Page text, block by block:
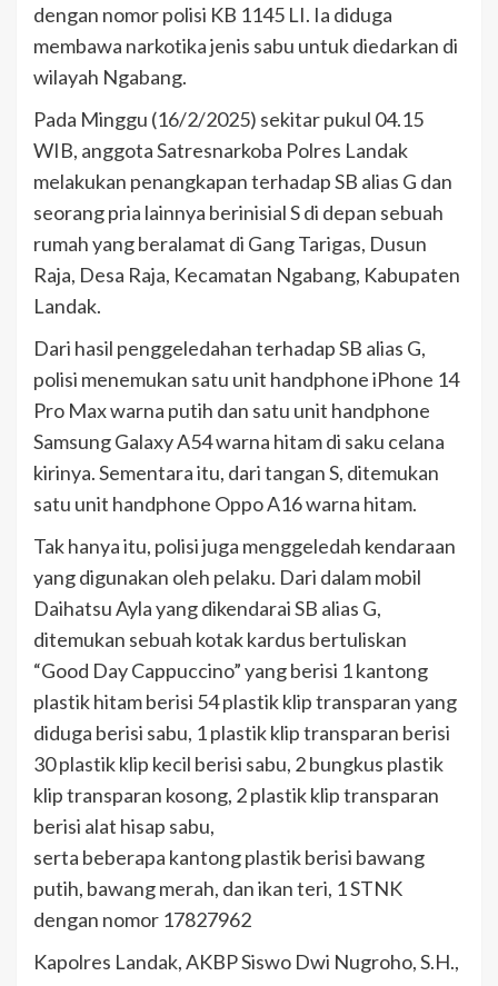
dengan nomor polisi KB 1145 LI. Ia diduga
membawa narkotika jenis sabu untuk diedarkan di
wilayah Ngabang.
Pada Minggu (16/2/2025) sekitar pukul 04.15
WIB, anggota Satresnarkoba Polres Landak
melakukan penangkapan terhadap SB alias G dan
seorang pria lainnya berinisial S di depan sebuah
rumah yang beralamat di Gang Tarigas, Dusun
Raja, Desa Raja, Kecamatan Ngabang, Kabupaten
Landak.
Dari hasil penggeledahan terhadap SB alias G,
polisi menemukan satu unit handphone iPhone 14
Pro Max warna putih dan satu unit handphone
Samsung Galaxy A54 warna hitam di saku celana
kirinya. Sementara itu, dari tangan S, ditemukan
satu unit handphone Oppo A16 warna hitam.
Tak hanya itu, polisi juga menggeledah kendaraan
yang digunakan oleh pelaku. Dari dalam mobil
Daihatsu Ayla yang dikendarai SB alias G,
ditemukan sebuah kotak kardus bertuliskan
“Good Day Cappuccino” yang berisi 1 kantong
plastik hitam berisi 54 plastik klip transparan yang
diduga berisi sabu, 1 plastik klip transparan berisi
30 plastik klip kecil berisi sabu, 2 bungkus plastik
klip transparan kosong, 2 plastik klip transparan
berisi alat hisap sabu,
serta beberapa kantong plastik berisi bawang
putih, bawang merah, dan ikan teri, 1 STNK
dengan nomor 17827962
Kapolres Landak, AKBP Siswo Dwi Nugroho, S.H.,